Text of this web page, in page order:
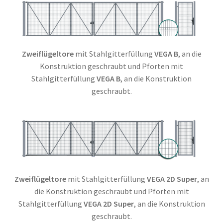
Zweiflügeltoremit Stahlgitterfüllung VEGA B, an die
Konstruktion geschraubt und Pforten mit
Stahlgitterfüllung VEGA B, an die Konstruktion
geschraubt.
Zweiflügeltoremit Stahlgitterfüllung VEGA 2D Super, an
die Konstruktion geschraubt und Pforten mit
Stahlgitterfüllung VEGA 2D Super, an die Konstruktion
geschraubt.